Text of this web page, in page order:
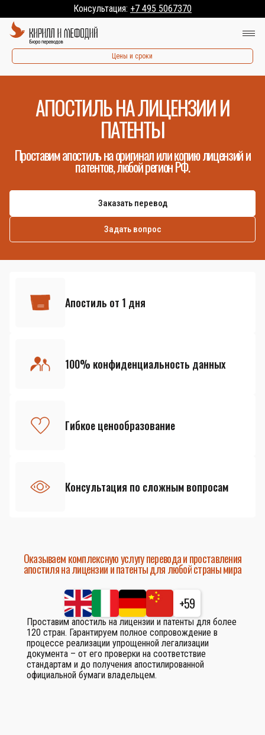
Консультация: +7 495 5067370
Цены и сроки
АПОСТИЛЬ НА ЛИЦЕНЗИИ И
ПАТЕНТЫ
Проставим апостиль на оригинал или копию лицензий и
патентов, любой регион РФ.
Заказать перевод
Задать вопрос
Апостиль от 1 дня
100% конфиденциальность данных
Гибкое ценообразование
Консультация по сложным вопросам
Оказываем комплексную услугу перевода и проставления
апостиля на лицензии и патенты для любой страны мира
+59
Проставим апостиль на лицензии и патенты для более
120 стран. Гарантируем полное сопровождение в
процессе реализации упрощенной легализации
документа – от его проверки на соответствие
стандартам и до получения апостилированной
официальной бумаги владельцем.